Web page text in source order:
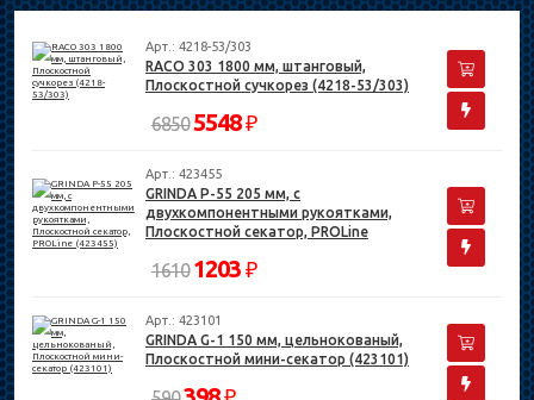
Арт.: 4218-53/303
RACO 303 1800 мм, штанговый,
Плоскостной сучкорез (4218-53/303)
68505548₽
Арт.: 423455
GRINDA P-55 205 мм, с
двухкомпонентными рукоятками,
Плоскостной секатор, PROLine
1610 1203 ₽
Арт.: 423101
GRINDA G-1 150 мм, цельнокованый,
Плоскостной мини-секатор (423101)